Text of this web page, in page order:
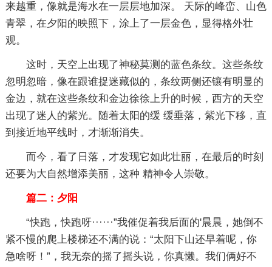
来越重，像就是海水在一层层地加深。 天际的峰峦、山色
青翠，在夕阳的映照下，涂上了一层金色，显得格外壮
观。
这时，天空上出现了神秘莫测的蓝色条纹。这些条纹
忽明忽暗，像在跟谁捉迷藏似的，条纹两侧还镶有明显的
金边，就在这些条纹和金边徐徐上升的时候，西方的天空
出现了迷人的紫光。随着太阳的缓 缓垂落，紫光下移，直
到接近地平线时，才渐渐消失。
而今，看了日落，才发现它如此壮丽，在最后的时刻
还要为大自然增添美丽，这种 精神令人崇敬。
篇二：夕阳
“快跑，快跑呀······”我催促着我后面的'晨晨，她倒不
紧不慢的爬上楼梯还不满的说：“太阳下山还早着呢，你
急啥呀！”，我无奈的摇了摇头说，你真懒。我们俩好不